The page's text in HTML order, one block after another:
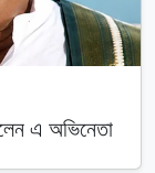
এ অভিনেতা